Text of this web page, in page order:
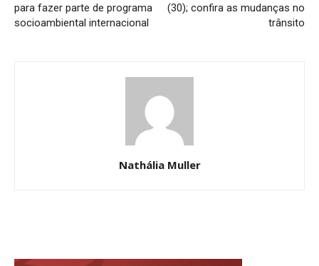
para fazer parte de programa
socioambiental internacional
(30); confira as mudanças no
trânsito
Nathália Muller